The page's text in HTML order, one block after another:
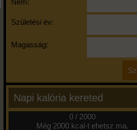
Nem:
Születési év:
Magasság:
Napi kalória kereted
0 / 2000
Még 2000 kcal-t ehetsz ma.